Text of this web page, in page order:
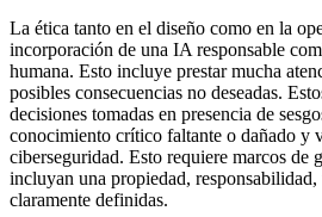
La ética tanto en el diseño como en la
incorporación de una IA responsable
humana. Esto incluye prestar mucha
posibles consecuencias no deseadas.
decisiones tomadas en presencia de
conocimiento crítico faltante o dañado y
ciberseguridad. Esto requiere marcos de
incluyan una propiedad,
claramente definidas.